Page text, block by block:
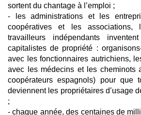
sortent du chantage à l’emploi ;
- les administrations et les
coopératives et les associations,
travailleurs indépendants
capitalistes de propriété :
avec les fonctionnaires autrichiens,
avec les médecins et les cheminots
coopérateurs espagnols) pour que
deviennent les propriétaires d’usage
;
- chaque année, des centaines de